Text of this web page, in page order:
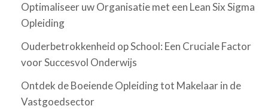
Optimaliseer uw Organisatie met een Lean Six Sigma
Opleiding
Ouderbetrokkenheid op School: Een Cruciale Factor
voor Succesvol Onderwijs
Ontdek de Boeiende Opleiding tot Makelaar in de
Vastgoedsector